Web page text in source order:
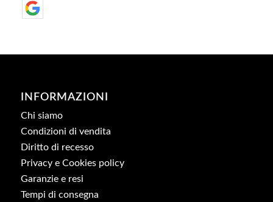
INFORMAZIONI
Chi siamo
Condizioni di vendita
Diritto di recesso
Privacy e Cookies policy
Garanzie e resi
Tempi di consegna